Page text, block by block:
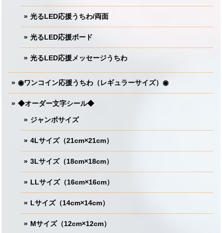
光るLED応援うちわ/両面
光るLED応援ボード
光るLED応援メッセージうちわ
◉ワンコイン応援うちわ（レギュラーサイズ）◉
◆オーダー文字シール◆
ジャンボサイズ
4Lサイズ（21cm×21cm）
3Lサイズ（18cm×18cm）
LLサイズ（16cm×16cm）
Lサイズ（14cm×14cm）
Mサイズ（12cm×12cm）